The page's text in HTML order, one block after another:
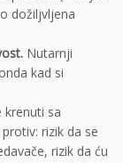
dožiljvljena
Nutarnji
kad si
krenuti sa
rizik da se
rizik da ću